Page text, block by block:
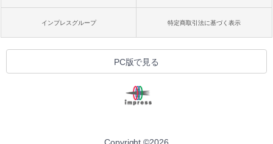
インプレスグループ 特定商取引法に基づく表示
PC版で見る